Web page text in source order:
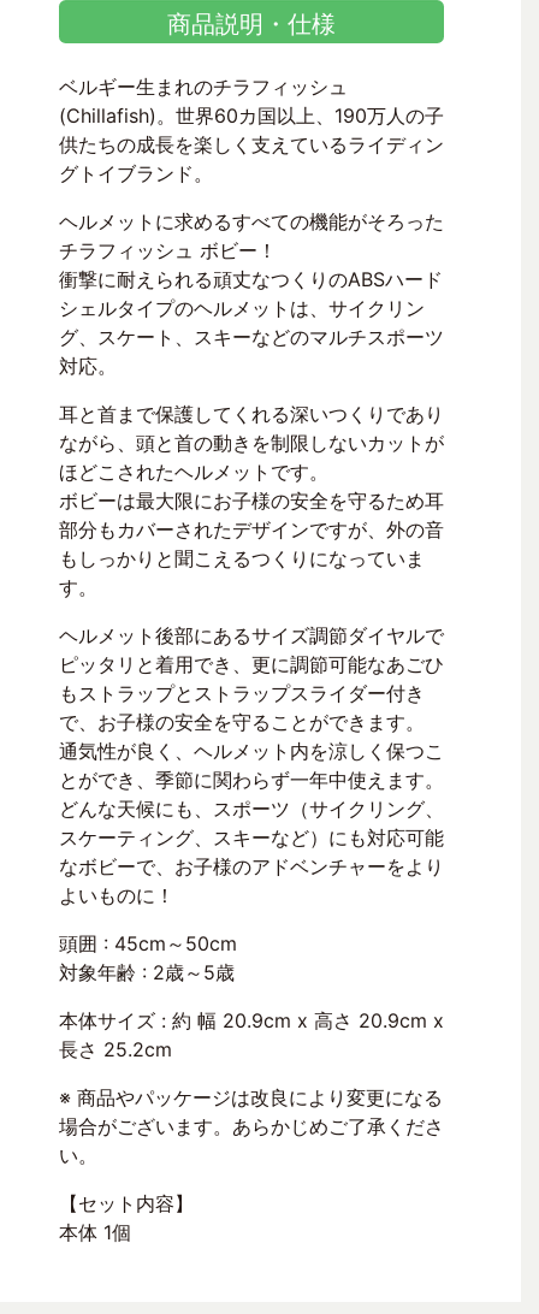
商品説明・仕様
ベルギー生まれのチラフィッシュ
(Chillafish)。世界60カ国以上、190万人の子
供たちの成長を楽しく支えているライディン
グトイブランド。
ヘルメットに求めるすべての機能がそろった
チラフィッシュ ボビー！
衝撃に耐えられる頑丈なつくりのABSハード
シェルタイプのヘルメットは、サイクリン
グ、スケート、スキーなどのマルチスポーツ
対応。
耳と首まで保護してくれる深いつくりであり
ながら、頭と首の動きを制限しないカットが
ほどこされたヘルメットです。
ボビーは最大限にお子様の安全を守るため耳
部分もカバーされたデザインですが、外の音
もしっかりと聞こえるつくりになっていま
す。
ヘルメット後部にあるサイズ調節ダイヤルで
ピッタリと着用でき、更に調節可能なあごひ
もストラップとストラップスライダー付き
で、お子様の安全を守ることができます。
通気性が良く、ヘルメット内を涼しく保つこ
とができ、季節に関わらず一年中使えます。
どんな天候にも、スポーツ（サイクリング、
スケーティング、スキーなど）にも対応可能
なボビーで、お子様のアドベンチャーをより
よいものに！
頭囲 : 45cm～50cm
対象年齢 : 2歳～5歳
本体サイズ : 約 幅 20.9cm x 高さ 20.9cm x
長さ 25.2cm
※ 商品やパッケージは改良により変更になる
場合がございます。あらかじめご了承くださ
い。
【セット内容】
本体 1個